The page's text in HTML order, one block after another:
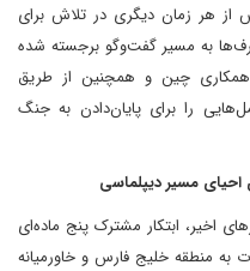
هر زمان دیگری در تلاش برای
طرف‌ها به مسیر گفت‌وگو برجسته شده
چین و همچنین از طریق
را برای پایان‌دادن به جنگ
احیای مسیر دیپلماسی
اخیر، ابتکار مشترک پنج ماده‌ای
به منطقه خلیج فارس و خاورمیانه